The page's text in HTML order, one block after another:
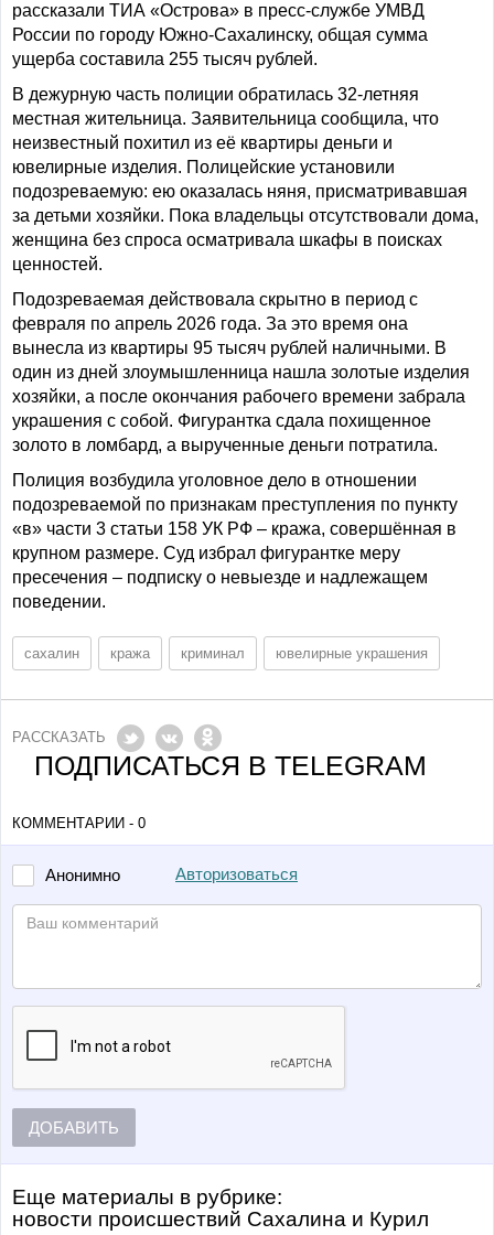
рассказали ТИА «Острова» в пресс-службе УМВД
России по городу Южно-Сахалинску, общая сумма
ущерба составила 255 тысяч рублей.
В дежурную часть полиции обратилась 32-летняя
местная жительница. Заявительница сообщила, что
неизвестный похитил из её квартиры деньги и
ювелирные изделия. Полицейские установили
подозреваемую: ею оказалась няня, присматривавшая
за детьми хозяйки. Пока владельцы отсутствовали дома,
женщина без спроса осматривала шкафы в поисках
ценностей.
Подозреваемая действовала скрытно в период с
февраля по апрель 2026 года. За это время она
вынесла из квартиры 95 тысяч рублей наличными. В
один из дней злоумышленница нашла золотые изделия
хозяйки, а после окончания рабочего времени забрала
украшения с собой. Фигурантка сдала похищенное
золото в ломбард, а вырученные деньги потратила.
Полиция возбудила уголовное дело в отношении
подозреваемой по признакам преступления по пункту
«в» части 3 статьи 158 УК РФ – кража, совершённая в
крупном размере. Суд избрал фигурантке меру
пресечения – подписку о невыезде и надлежащем
поведении.
сахалин кража криминал ювелирные украшения
РАССКАЗАТЬ
ПОДПИСАТЬСЯ В TELEGRAM
КОММЕНТАРИИ - 0
Анонимно Авторизоваться
ДОБАВИТЬ
Еще материалы в рубрике:
Новости происшествий Сахалина и Курил